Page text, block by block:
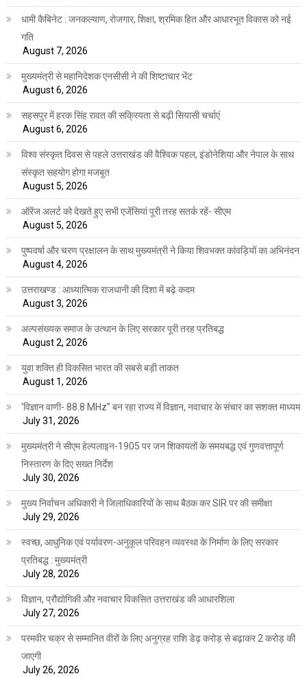
धामी कैबिनेट : जनकल्याण, रोजगार, शिक्षा, श्रमिक हित और आधारभूत विकास को नई
गति
August 7, 2026
मुख्यमंत्री से महानिदेशक एनसीसी ने की शिष्टाचार भेंट
August 6, 2026
सहसपुर में हरक सिंह रावत की सक्रियता से बढ़ी सियासी चर्चाएं
August 6, 2026
विश्व संस्कृत दिवस से पहले उत्तराखंड की वैश्विक पहल, इंडोनेशिया और नेपाल के साथ
संस्कृत सहयोग होगा मजबूत
August 5, 2026
ऑरेंज अलर्ट को देखते हुए सभी एजेंसियां पूरी तरह सतर्क रहें- सीएम
August 5, 2026
पुष्पवर्षा और चरण प्रक्षालन के साथ मुख्यमंत्री ने किया शिवभक्त कांवड़ियों का अभिनंदन
August 4, 2026
उत्तराखण्ड : आध्यात्मिक राजधानी की दिशा में बढ़े कदम
August 3, 2026
अल्पसंख्यक समाज के उत्थान के लिए सरकार पूरी तरह प्रतिबद्ध
August 2, 2026
युवा शक्ति ही विकसित भारत की सबसे बड़ी ताकत
August 1, 2026
‘विज्ञान वाणी- 88.8 MHz” बन रहा राज्य में विज्ञान, नवाचार के संचार का सशक्त माध्यम
July 31, 2026
मुख्यमंत्री ने सीएम हेल्पलाइन-1905 पर जन शिकायतों के समयबद्ध एवं गुणवत्तापूर्ण
निस्तारण के दिए सख्त निर्देश
July 30, 2026
मुख्य निर्वाचन अधिकारी ने जिलाधिकारियों के साथ बैठक कर SIR पर की समीक्षा
July 29, 2026
स्वच्छ, आधुनिक एवं पर्यावरण-अनुकूल परिवहन व्यवस्था के निर्माण के लिए सरकार
प्रतिबद्ध : मुख्यमंत्री
July 28, 2026
विज्ञान, प्रौद्योगिकी और नवाचार विकसित उत्तराखंड की आधारशिला
July 27, 2026
परमवीर चक्र से सम्मानित वीरों के लिए अनुग्रह राशि डेढ़ करोड़ से बढ़ाकर 2 करोड़ की
जाएगी
July 26, 2026